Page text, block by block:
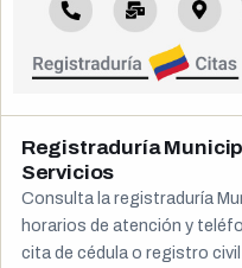
Registraduría
Servicios
Consulta la registraduría
horarios de atención y
cita de cédula o registro civil.